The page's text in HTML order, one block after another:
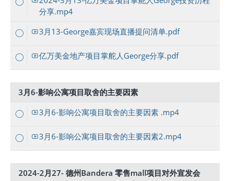
分享.mp4
3月13-George嘉宾现场直播提问清单.pdf
亿万美金地产项目掌舵人George分享.pdf
3月6-影响公寓项目取舍的主要因素
3月6-影响公寓项目取舍的主要因素 .mp4
3月6-影响公寓项目取舍的主要因素2.mp4
2024-2月27- 德州Bandera 零售mall项目对外宣发会